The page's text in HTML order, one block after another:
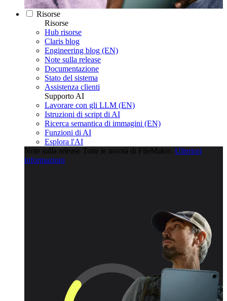
Risorse
Risorse
Hub risorse
Claris blog
Engineering blog (EN)
Note sulla release
Documentazione
Stato del sistema
Assistenza clienti
Supporto AI
Lavorare con gli LLM (EN)
Istruzioni di script di AI
Ricerca semantica di immagini (EN)
Funzioni di AI
Esplora l'AI
Note sulla release Tutte le novità di FileMaker. Ulteriori
informazioni